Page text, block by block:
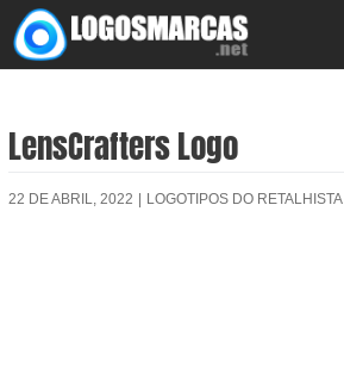
Skip
to
LensCrafters Logo
22 DE ABRIL, 2022 LOGOTIPOS DO RETALHISTA